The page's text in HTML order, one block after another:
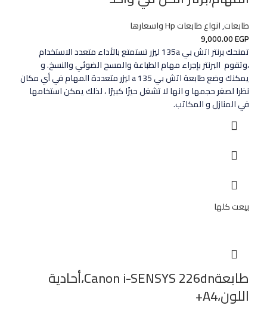
طابعات,انواع طابعات Hp واسعارها
9,000.00EGP
تمنحك برنتر اتش بي 135a ليزر تستمتع بالأداء متعدد الاستخدام
،وتقوم البرنتر بإجراء مهام الطباعة والمسح الضوئي والنسخ. و
يمكنك وضع طابعة اتش بي 135 a ليزر متعددة المهام في أي مكان
نظرا لصغر حجمها و انها لا تشغل حيزًا كبيرًا ، لذلك يمكن استخامها
في المنازل و المكاتب.
بيعت كلها
طابعةCanon i-SENSYS 226dn،أحادية
اللون،A4+